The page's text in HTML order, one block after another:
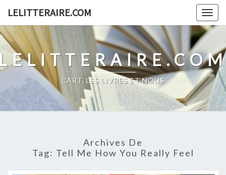
content
LELITTERAIRE.COM
L'ART, LES LIVRES ET NOUS
Archives De
Tag: Tell Me How You Really Feel